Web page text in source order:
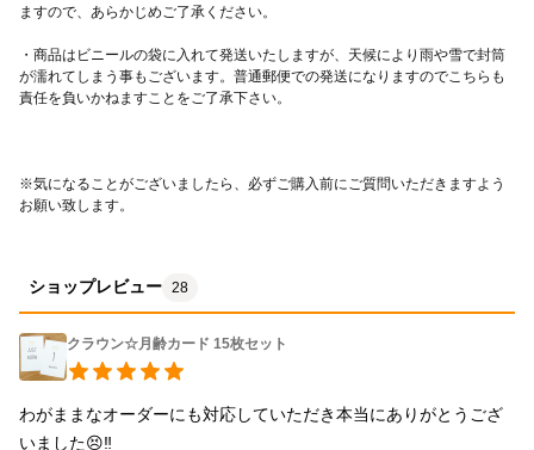
・商品はビニールの袋に入れて発送いたしますが、天候により雨や雪で封筒
が濡れてしまう事もございます。普通郵便での発送になりますのでこちらも
※気になることがございましたら、必ずご購入前にご質問いただきますよう
お願い致します。
ショップレビュー 28
クラウン☆月齢カード 15枚セット
わがままなオーダーにも対応していただき本当にありがとうござ
いました😣‼︎